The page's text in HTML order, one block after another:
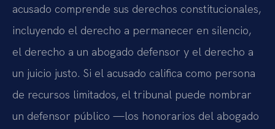
acusado comprende sus derechos constitucionales,
incluyendo el derecho a permanecer en silencio,
el derecho a un abogado defensor y el derecho a
un juicio justo. Si el acusado califica como persona
de recursos limitados, el tribunal puede nombrar
un defensor público —los honorarios del abogado